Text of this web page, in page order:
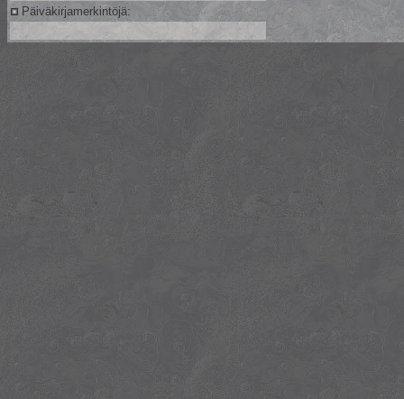
Päiväkirjamerkintöjä: